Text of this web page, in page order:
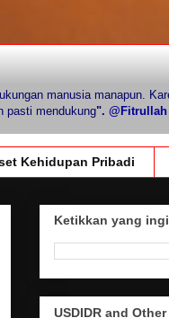
manusia manapun.
pasti mendukung".
Kehidupan Pribadi
Ketikkan yang
USDIDR and